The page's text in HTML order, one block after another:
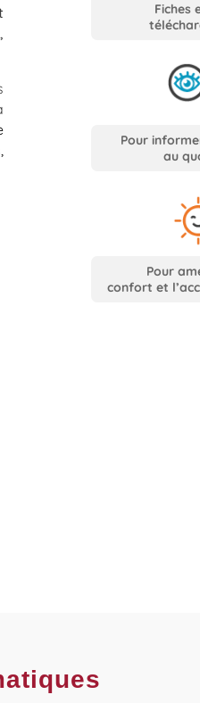
Fiches
Pour
au
Pour
confort et